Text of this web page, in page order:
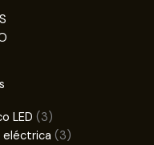
LED 33
productos
eléctrica 33